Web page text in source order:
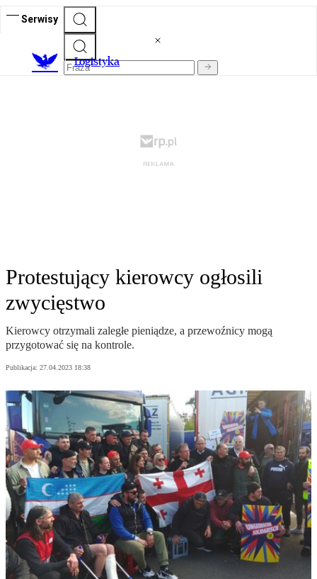
Serwisy
Logistyka
Protestujący kierowcy ogłosili
zwycięstwo
Kierowcy otrzymali zaległe pieniądze, a przewoźnicy mogą
przygotować się na kontrole.
Publikacja: 27.04.2023 18:38